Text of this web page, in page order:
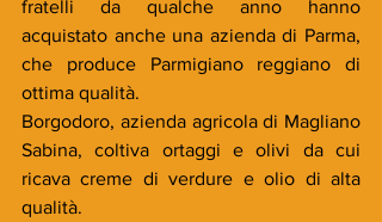
fratelli da qualche anno hanno
acquistato anche una azienda di Parma,
che produce Parmigiano reggiano di
ottima qualità.
Borgodoro, azienda agricola di Magliano
Sabina, coltiva ortaggi e olivi da cui
ricava creme di verdure e olio di alta
qualità.